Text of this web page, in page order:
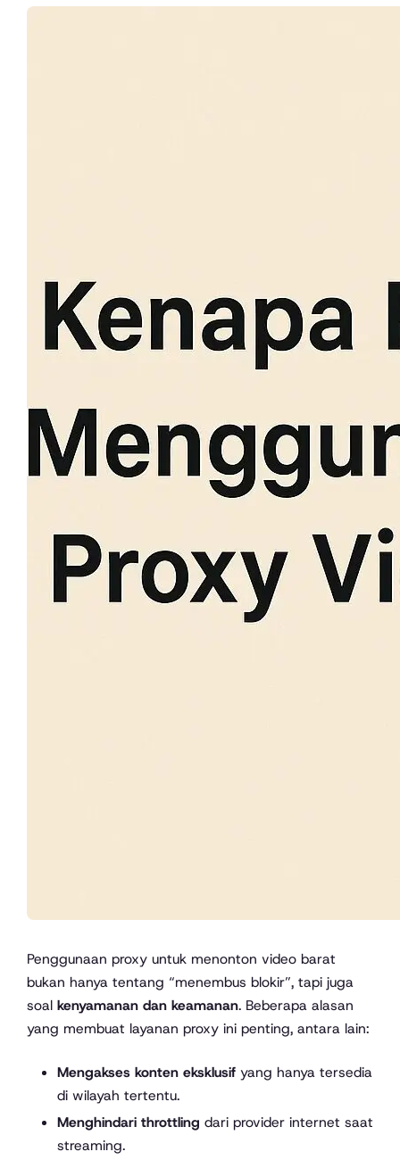
Penggunaan proxy untuk menonton video barat
bukan hanya tentang “menembus blokir”, tapi juga
soal kenyamanan dan keamanan. Beberapa alasan
yang membuat layanan proxy ini penting, antara lain:
Mengakses konten eksklusifyang hanya tersedia
di wilayah tertentu.
Menghindari throttling dari provider internet saat
streaming.